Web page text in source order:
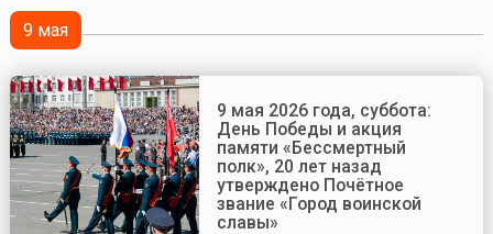
9 мая
9 мая 2026 года, суббота:
День Победы и акция
памяти «Бессмертный
полк», 20 лет назад
утверждено Почётное
звание «Город воинской
славы»